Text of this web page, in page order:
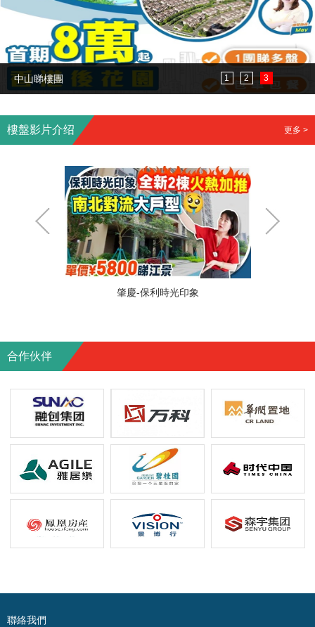
1 2 3
珠海睇樓團
樓盤影片介绍 更多 >
中山-粵海城
合作伙伴
聯絡我們